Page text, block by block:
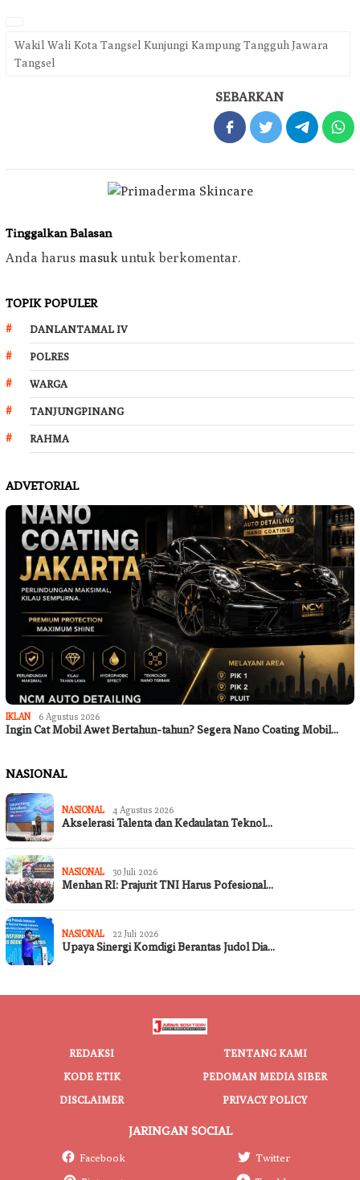
Wakil Wali Kota Tangsel Kunjungi Kampung Tangguh Jawara
Tangsel
SEBARKAN
Tinggalkan Balasan
Anda harus masuk untuk berkomentar.
TOPIK POPULER
DANLANTAMAL IV
POLRES
WARGA
TANJUNGPINANG
RAHMA
ADVETORIAL
IKLAN 6 Agustus 2026
Ingin Cat Mobil Awet Bertahun-tahun? Segera Nano Coating Mobil…
NASIONAL
NASIONAL 4 Agustus 2026
Akselerasi Talenta dan Kedaulatan Teknol…
NASIONAL 30 Juli 2026
Menhan RI: Prajurit TNI Harus Pofesional…
NASIONAL 22 Juli 2026
Upaya Sinergi Komdigi Berantas Judol Dia…
REDAKSI
TENTANG KAMI
KODE ETIK
PEDOMAN MEDIA SIBER
DISCLAIMER
PRIVACY POLICY
JARINGAN SOCIAL
Facebook
Twitter